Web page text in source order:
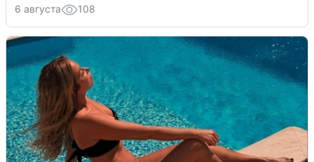
6 августа 108